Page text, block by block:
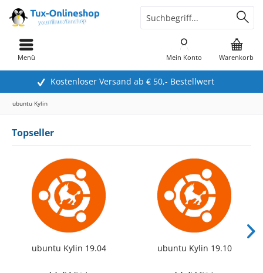
Kostenloser Versand ab € 50,- Bestellwert
Warenkorb
Mein Konto
Menü
ubuntu Kylin
Topseller
ubuntu Kylin 19.04 ubuntu Kylin 19.10